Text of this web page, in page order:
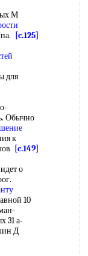
М
[c.125]
для
Обычно
к
[c.149]
о
10
31 а-
Д